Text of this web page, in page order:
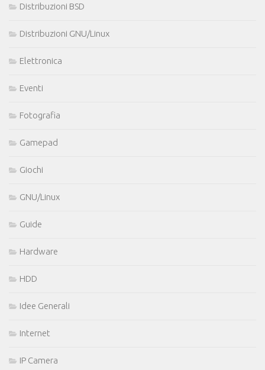
Distribuzioni BSD
Distribuzioni GNU/Linux
Elettronica
Eventi
Fotografia
Gamepad
Giochi
GNU/Linux
Guide
Hardware
HDD
Idee Generali
Internet
IP Camera